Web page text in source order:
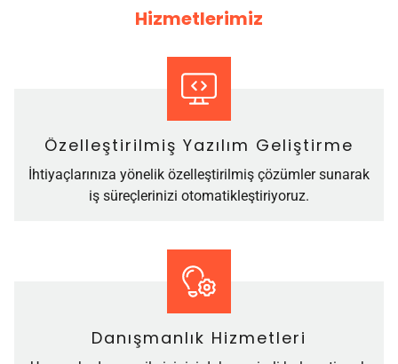
Hizmetlerimiz
Özelleştirilmiş Yazılım Geliştirme
İhtiyaçlarınıza yönelik özelleştirilmiş çözümler sunarak
iş süreçlerinizi otomatikleştiriyoruz.
Danışmanlık Hizmetleri